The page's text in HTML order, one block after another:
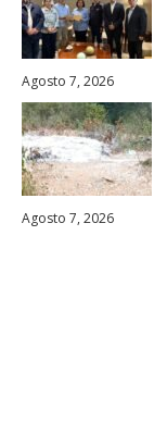
Agosto 7, 2026
Agosto 7, 2026